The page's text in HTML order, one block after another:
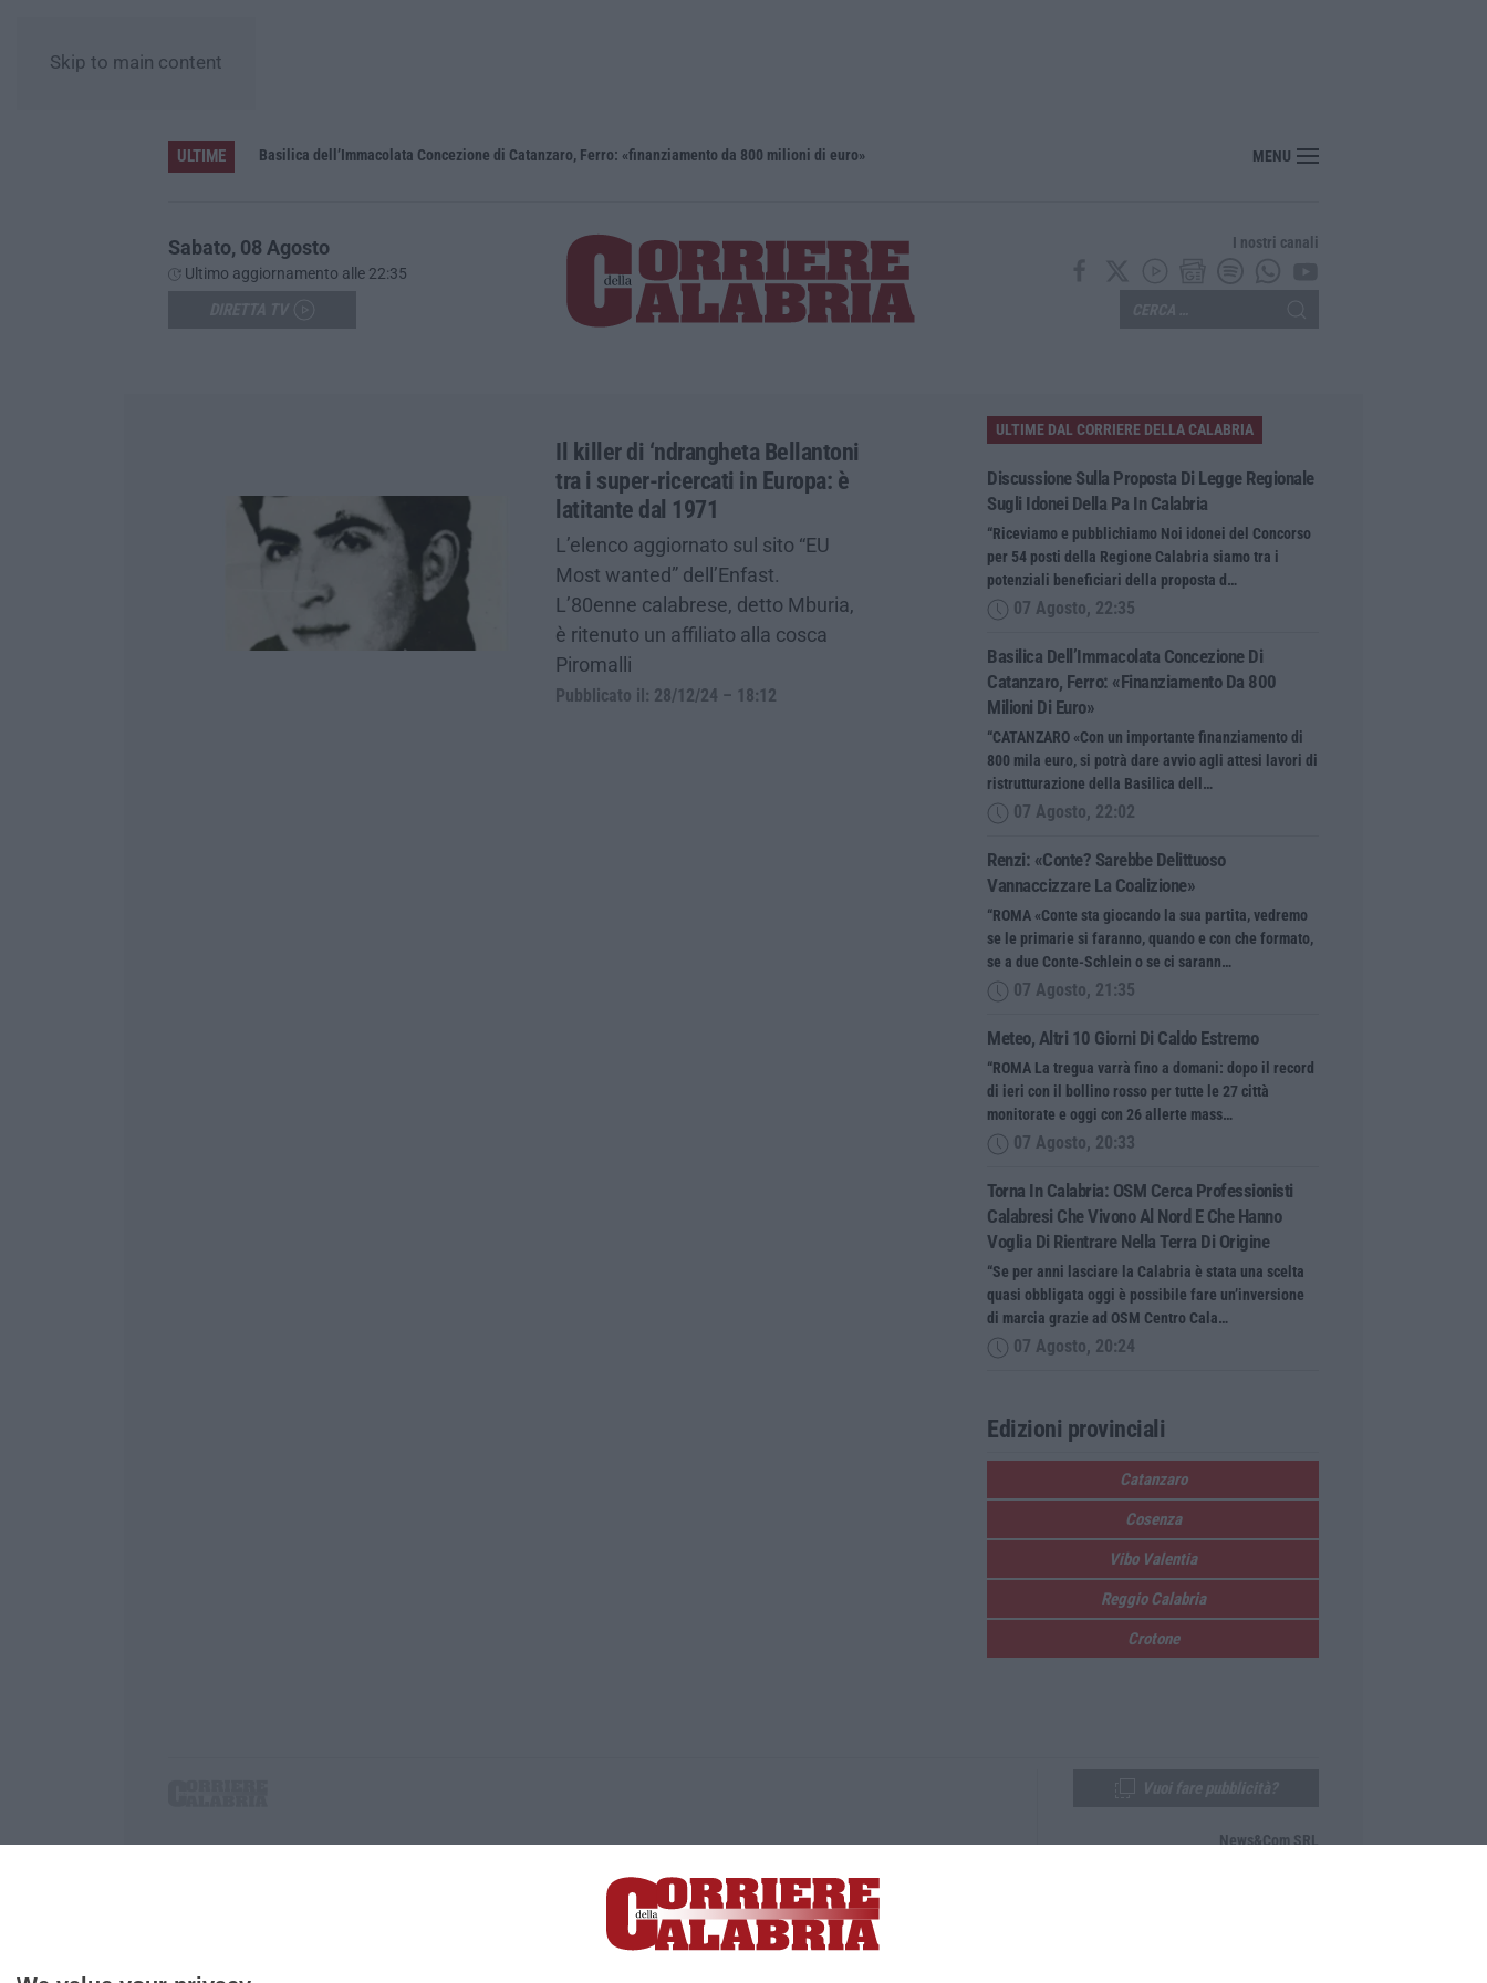
Skip to main content
ULTIME Basilica dell’Immacolata Concezione di Catanzaro, Ferro: «finanziamento da 800 milioni di euro» Renzi: «Conte? Sarebbe delittuoso vannaccizzare la coalizione»
MENU
Sabato, 08 Agosto
Ultimo aggiornamento alle 22:35
I nostri canali
Il killer di ‘ndrangheta Bellantoni
tra i super-ricercati in Europa: è
latitante dal 1971
L’elenco aggiornato sul sito “EU
Most wanted” dell’Enfast.
L’80enne calabrese, detto Mburia,
è ritenuto un affiliato alla cosca
Piromalli
Pubblicato il: 28/12/24 – 18:12
ULTIME DAL CORRIERE DELLA CALABRIA
Discussione Sulla Proposta Di Legge Regionale
Sugli Idonei Della Pa In Calabria
“Riceviamo e pubblichiamo Noi idonei del Concorso
per 54 posti della Regione Calabria siamo tra i
potenziali beneficiari della proposta d…
07 Agosto, 22:35
Basilica Dell’Immacolata Concezione Di
Catanzaro, Ferro: «finanziamento Da 800
Milioni Di Euro»
“CATANZARO «Con un importante finanziamento di
800 mila euro, si potrà dare avvio agli attesi lavori di
ristrutturazione della Basilica dell…
07 Agosto, 22:02
Renzi: «Conte? Sarebbe Delittuoso
Vannaccizzare La Coalizione»
“ROMA «Conte sta giocando la sua partita, vedremo
se le primarie si faranno, quando e con che formato,
se a due Conte-Schlein o se ci sarann…
07 Agosto, 21:35
Meteo, Altri 10 Giorni Di Caldo Estremo
“ROMA La tregua varrà fino a domani: dopo il record
di ieri con il bollino rosso per tutte le 27 città
monitorate e oggi con 26 allerte mass…
07 Agosto, 20:33
Torna In Calabria: OSM Cerca Professionisti
Calabresi Che Vivono Al Nord E Che Hanno
Voglia Di Rientrare Nella Terra Di Origine
“Se per anni lasciare la Calabria è stata una scelta
quasi obbligata oggi è possibile fare un’inversione
di marcia grazie ad OSM Centro Cala…
07 Agosto, 20:24
Edizioni provinciali
Catanzaro
Cosenza
Vibo Valentia
Reggio Calabria
Crotone
P.IVA. 03199620794, Via del mare 6/G, S.Eufemia, Lamezia Terme (CZ)
Iscrizione tribunale di Lamezia Terme 5/2011 - Direttore responsabile Paola Militano |Privacy
News&Com SRL